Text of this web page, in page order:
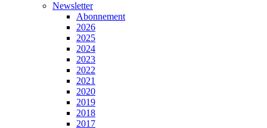
Newsletter
Abonnement
2026
2025
2024
2023
2022
2021
2020
2019
2018
2017